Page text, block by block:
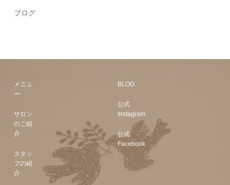
ブログ
メニュ
ー
サロン
のご紹
介
スタッ
フの紹
介
BLOG
公式
Instagram
公式
Facebook